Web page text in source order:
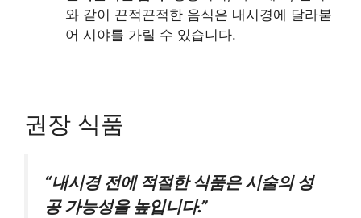
와 같이 끈적끈적한 음식은 내시경에 달라붙
어 시야를 가릴 수 있습니다.
권장 식품
“내시경 전에 적절한 식품은 시술의 성
공 가능성을 높입니다.”